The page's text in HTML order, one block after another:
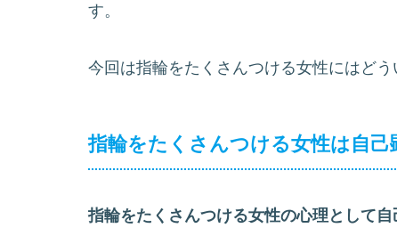
す。
今回は指輪をたくさんつける女性にはど
指輪をたくさんつける女性は自己
指輪をたくさんつける女性の心理として